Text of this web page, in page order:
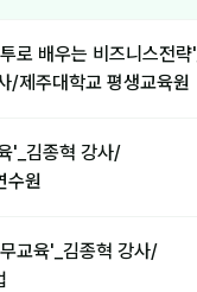
로 배우는 비즈니스전략'_
/제주대학교 평생교육원
'_김종혁 강사/
수원
교육'_김종혁 강사/